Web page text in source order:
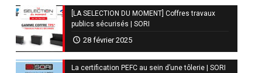
[LA SELECTION DU MOMENT] Coffres travaux
publics sécurisés | SORI
28 février 2025
La certification PEFC au sein d’une tôlerie | SORI